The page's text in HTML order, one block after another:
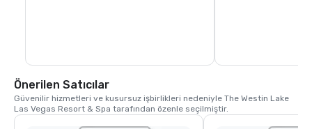
Önerilen Satıcılar
Güvenilir hizmetleri ve kusursuz işbirlikleri nedeniyle The Westin Lake
Las Vegas Resort & Spa tarafından özenle seçilmiştir.